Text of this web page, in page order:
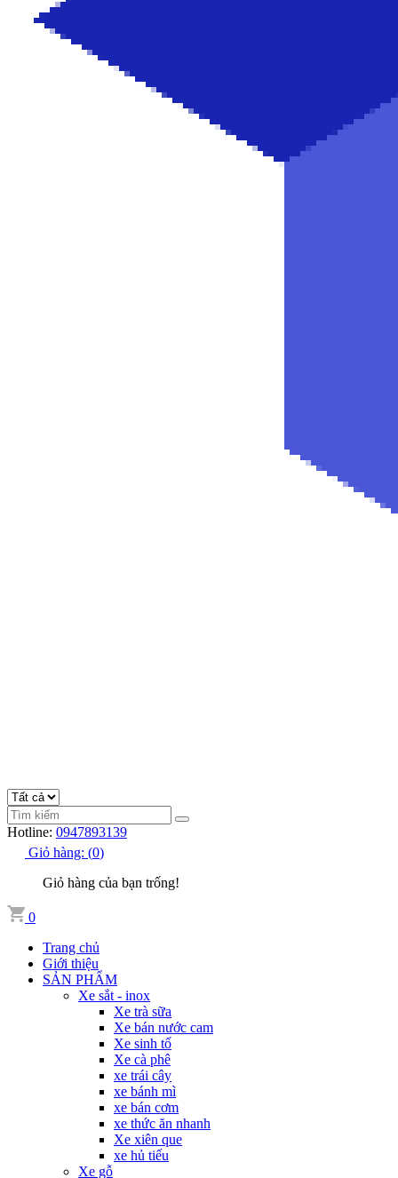
Hotline: 0947893139
Giỏ hàng: (0)
Giỏ hàng của bạn trống!
0
Trang chủ
Giới thiệu
SẢN PHẨM
Xe sắt - inox
Xe trà sữa
Xe bán nước cam
Xe sinh tố
Xe cà phê
xe trái cây
xe bánh mì
xe bán cơm
xe thức ăn nhanh
Xe xiên que
xe hủ tiếu
Xe gỗ